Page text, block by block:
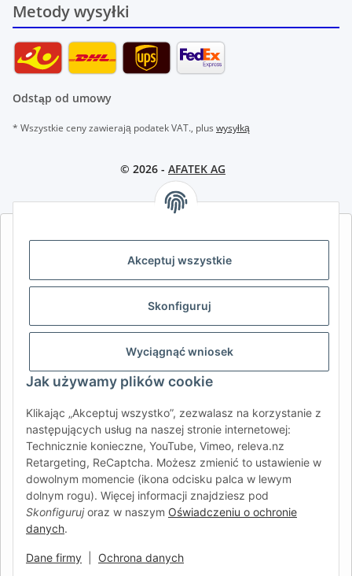
Akceptuj wszystkie
Skonfiguruj
Wyciągnąć wniosek
Jak używamy plików cookie
Klikając „Akceptuj wszystko”, zezwalasz na korzystanie z
następujących usług na naszej stronie internetowej:
Technicznie konieczne, YouTube, Vimeo, releva.nz
Retargeting, ReCaptcha. Możesz zmienić to ustawienie w
dowolnym momencie (ikona odcisku palca w lewym
dolnym rogu). Więcej informacji znajdziesz pod
Skonfigurujoraz w naszym Oświadczeniu o ochronie
danych.
Dane firmy Ochrona danych
Metody wysyłki
Odstąp od umowy
* Wszystkie ceny zawierają podatek VAT., plus wysyłką
© 2026 - AFATEK AG
AFATEK INTERNATIONAL – WYBIERZ REGION I JĘZYK | SELECT
DE AT CH (DE) CH (FR)
BE (NL) BE (FR)
SE FI
RO HR
AFATEK International| Twój partner w zakresie części
zamiennych do przyczep i pojazdów samochodowych
Zapytania:info@afatek.com
Globalna dostawa z naszego centralnego magazynu w
Niemczech.